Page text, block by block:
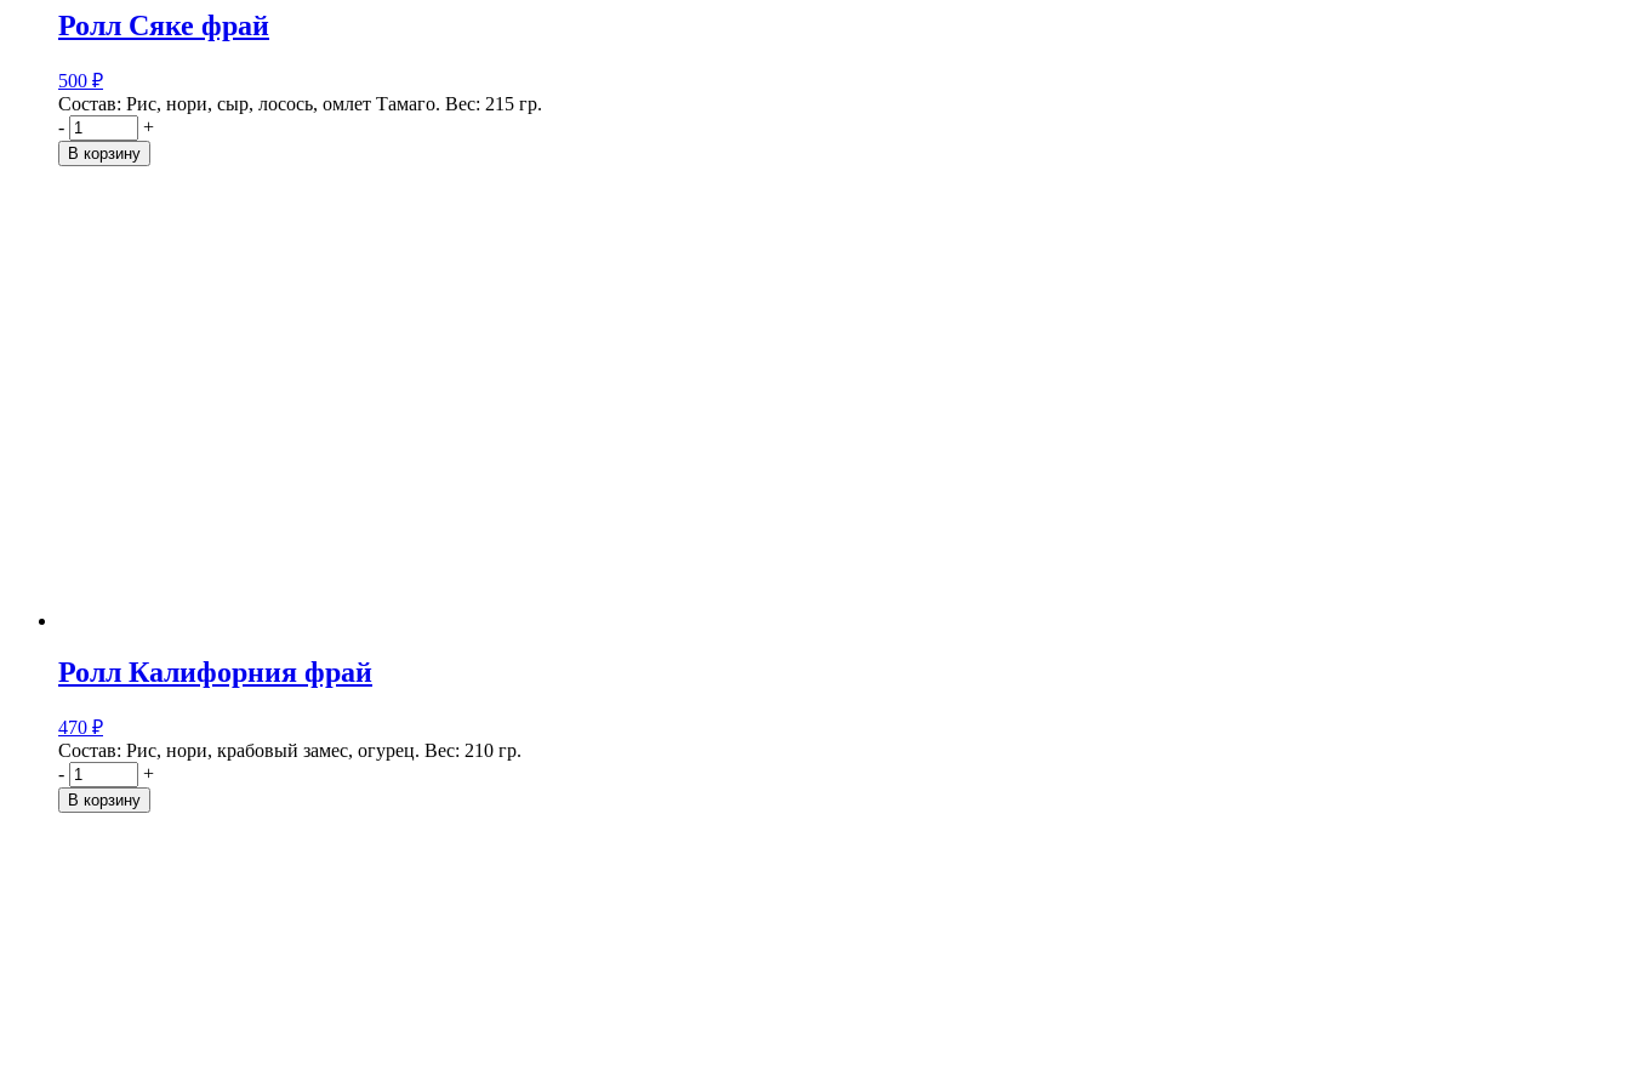
Ролл Сяке фрай
500 ₽
Состав: Рис, нори, сыр, лосось, омлет Тамаго. Вес: 215 гр.
-
+
В корзину
Ролл Калифорния фрай
470 ₽
Состав: Рис, нори, крабовый замес, огурец. Вес: 210 гр.
-
+
В корзину